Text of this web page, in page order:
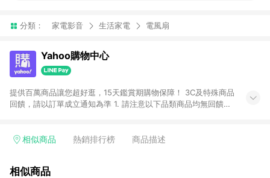
分類： 家電影音 生活家電 電風扇
Yahoo購物中心
提供百萬商品讓您超好逛，15天鑑賞期購物保障！ 3C及特殊商品
回饋，請以訂單成立通知為準 1. 請注意以下品類商品均無回饋：
電玩/遊戲/相機/單眼/鏡頭/拍立得 [2024/6/1起適用] -內接硬
的購回饋活動享Yahoo超贈點回饋者 - 購物中心商店之商品：商
相似商品 熱銷排行榜 商品描述
相似商品